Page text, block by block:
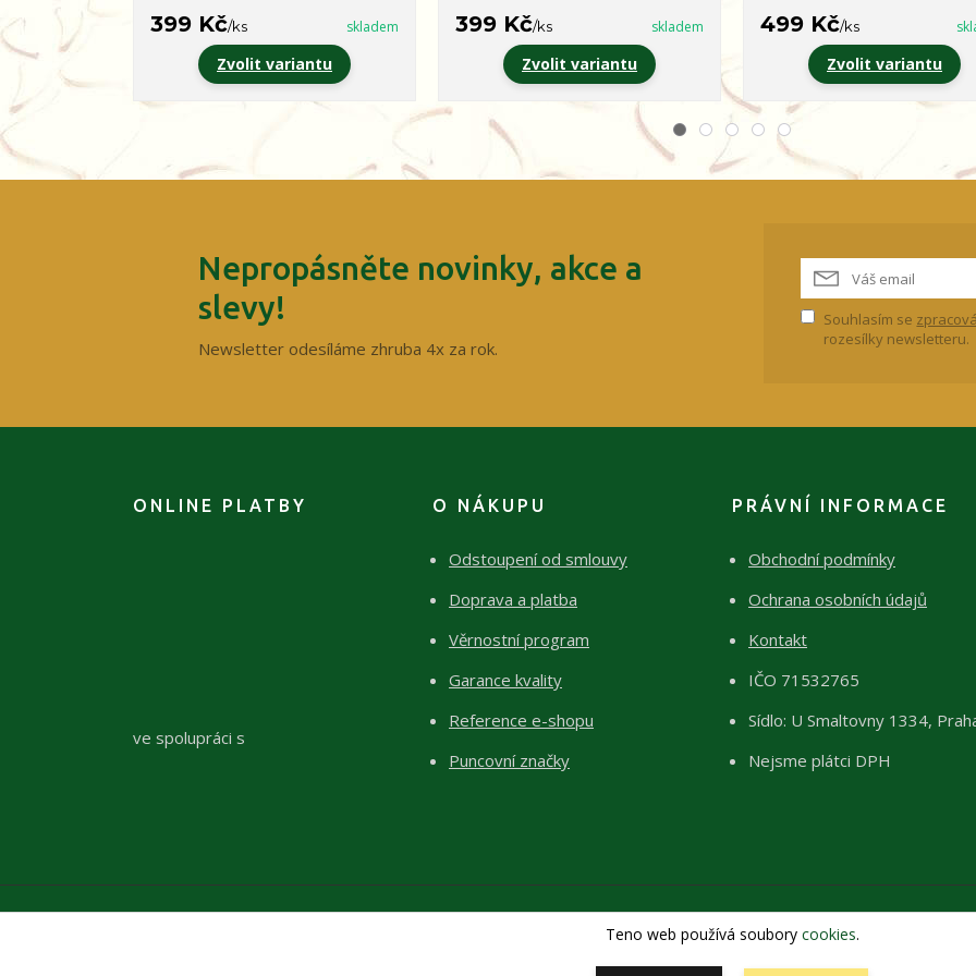
399 Kč/ks skladem
Zvolit variantu
399 Kč/ks skladem
Zvolit variantu
499 Kč/ks
Zvolit variantu
Nepropásněte novinky, akce a
slevy!
Newsletter odesíláme zhruba 4x za rok.
Souhlasím se
rozesílky newsletteru.
ONLINE PLATBY
ve spolupráci s
O NÁKUPU
Odstoupení od smlouvy
Doprava a platba
Věrnostní program
Garance kvality
Reference e-shopu
Puncovní značky
PRÁVNÍ INFORMACE
Obchodní podmínky
Ochrana osobních údajů
Kontakt
IČO 71532765
Sídlo: U Smaltovny 1334,
Nejsme plátci DPH
Copyright 2026 © ŽIVÉKAMENY Kristýna Pražáková
Teno web používá soubory cookies.